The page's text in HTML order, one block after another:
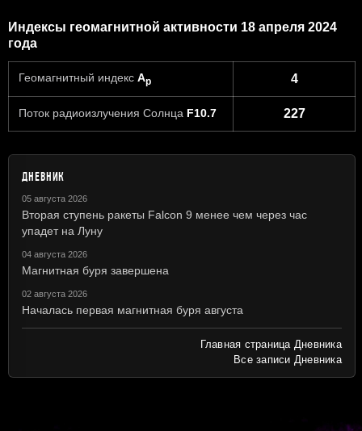
Индексы геомагнитной активности 18 апреля 2024
года
Геомагнитный индекс Ap 4
Поток радиоизлучения Солнца F10.7 227
ДНЕВНИК
05 августа 2026
Вторая ступень ракеты Falcon 9 менее чем через час
упадет на Луну
04 августа 2026
Магнитная буря завершена
02 августа 2026
Началась первая магнитная буря августа
Главная страница Дневника
Все записи Дневника